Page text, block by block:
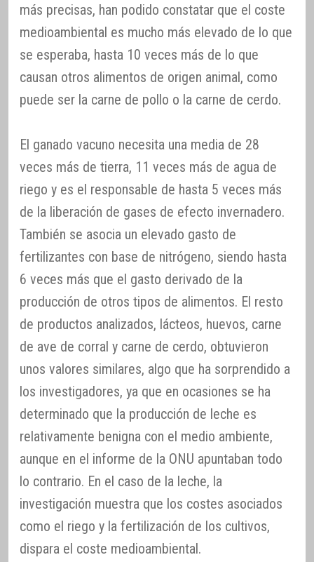
más precisas, han podido constatar que el coste
medioambiental es mucho más elevado de lo que
se esperaba, hasta 10 veces más de lo que
causan otros alimentos de origen animal, como
puede ser la carne de pollo o la carne de cerdo.
El ganado vacuno necesita una media de 28
veces más de tierra, 11 veces más de agua de
riego y es el responsable de hasta 5 veces más
de la liberación de gases de efecto invernadero.
También se asocia un elevado gasto de
fertilizantes con base de nitrógeno, siendo hasta
6 veces más que el gasto derivado de la
producción de otros tipos de alimentos. El resto
de productos analizados, lácteos, huevos, carne
de ave de corral y carne de cerdo, obtuvieron
unos valores similares, algo que ha sorprendido a
los investigadores, ya que en ocasiones se ha
determinado que la producción de leche es
relativamente benigna con el medio ambiente,
aunque en el informe de la ONU apuntaban todo
lo contrario. En el caso de la leche, la
investigación muestra que los costes asociados
como el riego y la fertilización de los cultivos,
dispara el coste medioambiental.